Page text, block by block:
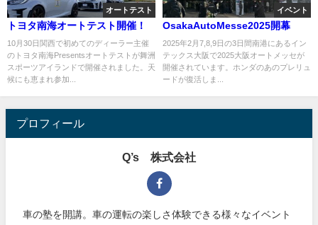
オートテスト
トヨタ南海オートテスト開催！
10月30日関西で初めてのディーラー主催
のトヨタ南海Presentsオートテストが舞洲
スポーツアイランドで開催されました。天
候にも恵まれ参加...
イベント
OsakaAutoMesse2025開幕
2025年2月7,8,9日の3日間南港にあるイン
テックス大阪で2025大阪オートメッセが
開催されています。ホンダのあのプレリュ
ードが復活しま...
プロフィール
Q’s 株式会社
車の塾を開講。車の運転の楽しさ体験できる様々なイベント